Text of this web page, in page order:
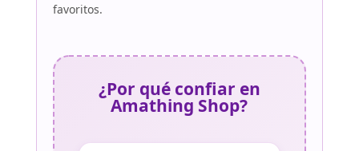
favoritos.
¿Por qué confiar en
Amathing Shop?